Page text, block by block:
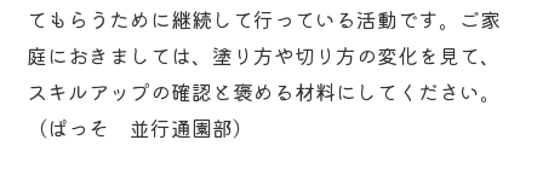
てもらうために継続して行っている活動です。ご家
庭におきましては、塗り方や切り方の変化を見て、
スキルアップの確認と褒める材料にしてください。
（ぱっそ 並行通園部）